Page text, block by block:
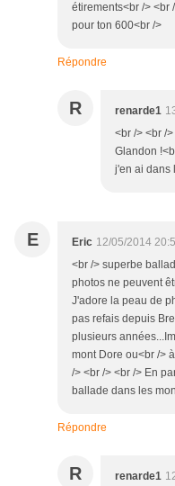
étirements<br /> <br
pour ton 600<br />
Répondre
R renarde1
<br /> <br /
Glandon
j'en ai dans
E Eric 12/05/2014
<br /> superbe
photos ne peuvent
J'adore la peau de
pas refais depuis
plusieurs
mont Dore ou<br />
/> <br /> <br /> En
ballade dans les
Répondre
R renarde1